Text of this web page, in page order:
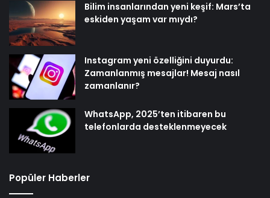
Bilim insanlarından yeni keşif: Mars’ta
eskiden yaşam var mıydı?
Instagram yeni özelliğini duyurdu:
Zamanlanmış mesajlar! Mesaj nasıl
zamanlanır?
WhatsApp, 2025’ten itibaren bu
telefonlarda desteklenmeyecek
Popüler Haberler